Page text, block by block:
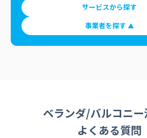
サービスから探す
事業者を探す
ベランダ/バルコニー
よくある質問